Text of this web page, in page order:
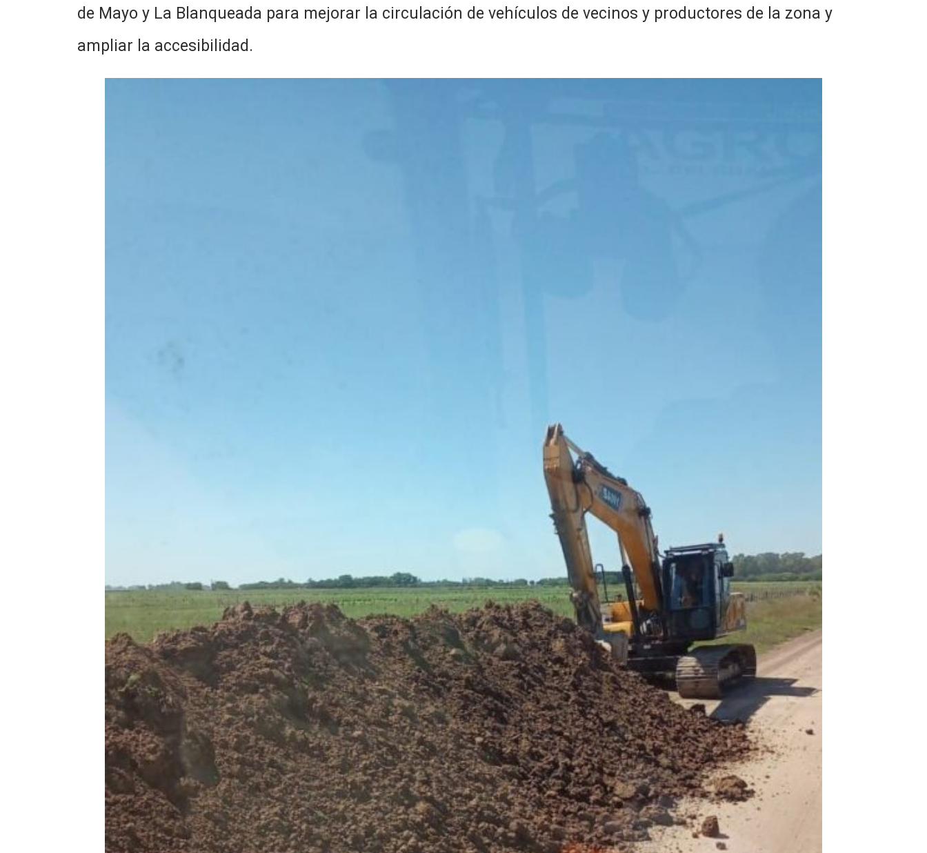
de Mayo y La Blanqueada para mejorar la circulación de vehículos de vecinos y productores de la zona y
ampliar la accesibilidad.